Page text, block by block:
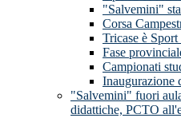
"Salvemini"
Corsa
Tricase è
Fase
Campionati
Inaugurazione
"Salvemini" fuori
didattiche, PCTO